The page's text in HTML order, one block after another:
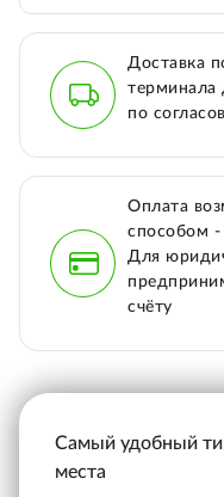
Доставка
терминала
по
Оплата
способом -
Для
счёту
Самый удобный
места